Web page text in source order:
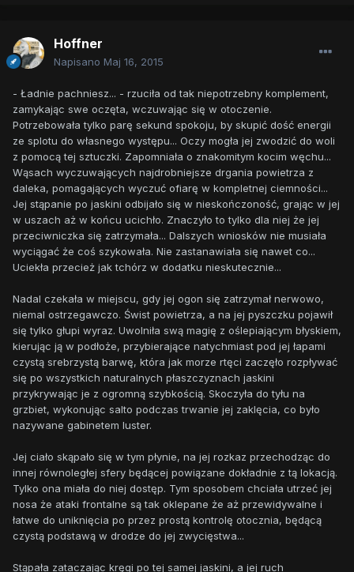
Hoffner
Napisano Maj 16, 2015
- Ładnie pachniesz... - rzuciła od tak niepotrzebny komplement,
zamykając swe oczęta, wczuwając się w otoczenie.
Potrzebowała tylko parę sekund spokoju, by skupić dość energii
ze splotu do własnego występu... Oczy mogła jej zwodzić do woli
z pomocą tej sztuczki. Zapomniała o znakomitym kocim węchu...
Wąsach wyczuwających najdrobniejsze drgania powietrza z
daleka, pomagających wyczuć ofiarę w kompletnej ciemności...
Jej stąpanie po jaskini odbijało się w nieskończoność, grając w jej
w uszach aż w końcu ucichło. Znaczyło to tylko dla niej że jej
przeciwniczka się zatrzymała... Dalszych wniosków nie musiała
wyciągać że coś szykowała. Nie zastanawiała się nawet co...
Uciekła przecież jak tchórz w dodatku nieskutecznie...
Nadal czekała w miejscu, gdy jej ogon się zatrzymał nerwowo,
niemal ostrzegawczo. Świst powietrza, a na jej pyszczku pojawił
się tylko głupi wyraz. Uwolniła swą magię z oślepiającym błyskiem,
kierując ją w podłoże, przybierające natychmiast pod jej łapami
czystą srebrzystą barwę, która jak morze rtęci zaczęło rozpływać
się po wszystkich naturalnych płaszczyznach jaskini
przykrywając je z ogromną szybkością. Skoczyła do tyłu na
grzbiet, wykonując salto podczas trwanie jej zaklęcia, co było
nazywane gabinetem luster.
Jej ciało skąpało się w tym płynie, na jej rozkaz przechodząc do
innej równoległej sfery będącej powiązane dokładnie z tą lokacją.
Tylko ona miała do niej dostęp. Tym sposobem chciała utrzeć jej
nosa że ataki frontalne są tak oklepane że aż przewidywalne i
łatwe do uniknięcia po przez prostą kontrolę otocznia, będącą
czystą podstawą w drodze do jej zwycięstwa...
Stąpała zataczając kręgi po tej samej jaskini, a jej ruch